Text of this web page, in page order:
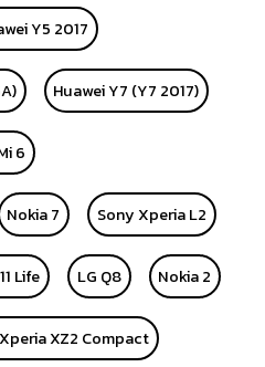
Y5 2017
Huawei Y7 (Y7 2017)
6
Nokia 7 Sony Xperia L2
Life LG Q8 Nokia 2
XZ2 Compact